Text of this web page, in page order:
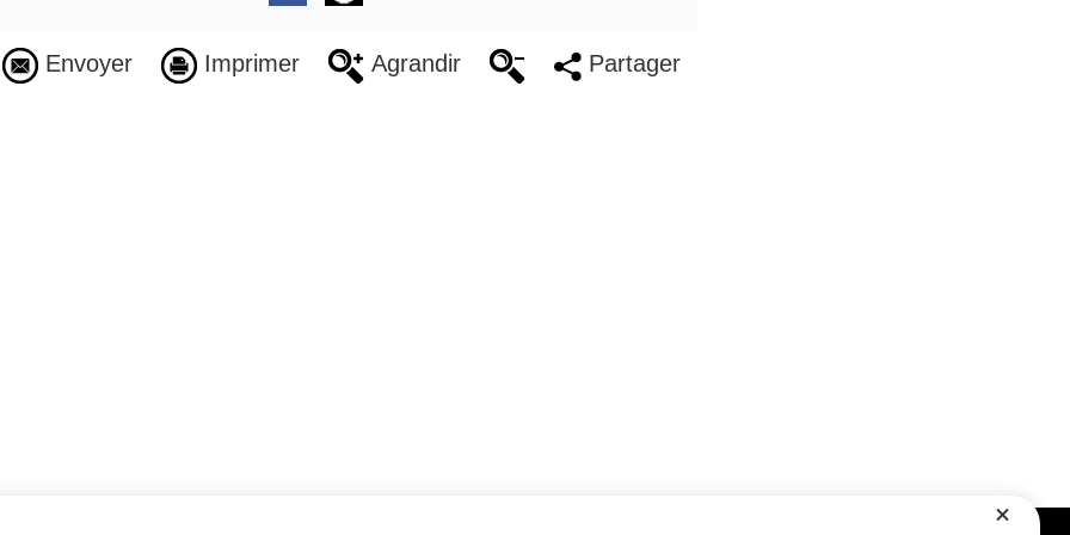
Envoyer Imprimer Agrandir Partager